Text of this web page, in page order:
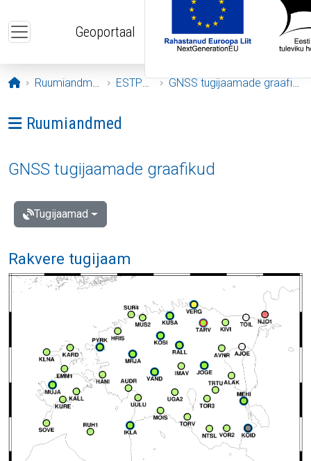
Geoportaal
Avaleht
Ruumiandmed ESTPOS GNSS tugijaamade graafikud
Ava menüü: Ruumiandmed
Ruumiandmed
GNSS tugijaamade graafikud
Tugijaamad
Rakvere tugijaam